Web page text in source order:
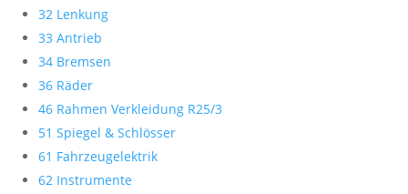
32 Lenkung
33 Antrieb
34 Bremsen
36 Räder
46 Rahmen Verkleidung R25/3
51 Spiegel & Schlösser
61 Fahrzeugelektrik
62 Instrumente